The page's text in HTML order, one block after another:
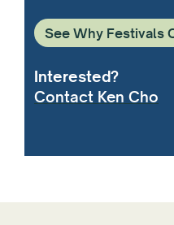
See Why Festivals
Interested?
Contact Ken Cho